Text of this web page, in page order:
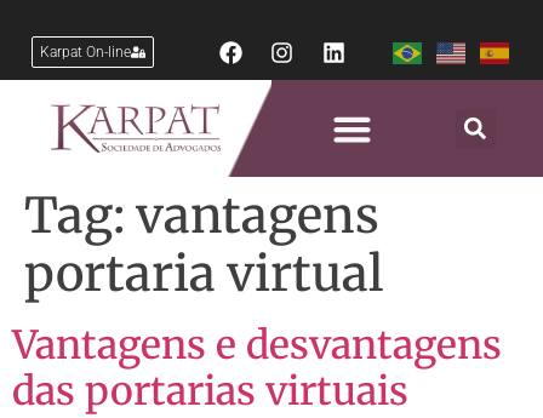
Karpat On-line
Tag: vantagens
portaria virtual
Vantagens e desvantagens
das portarias virtuais